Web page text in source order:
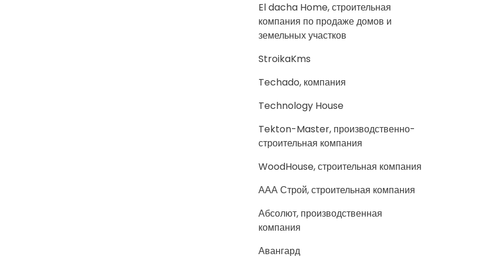
El dacha Home, строительная
компания по продаже домов и
земельных участков
StroikaKms
Techado, компания
Technology House
Tekton-Master, производственно-
строительная компания
WoodHouse, строительная компания
ААА Строй, строительная компания
Абсолют, производственная
компания
Авангард